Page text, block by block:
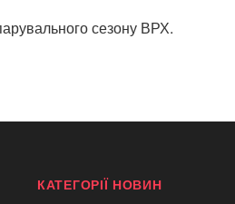
сезону ВРХ.
КАТЕГОРІЇ НОВИН